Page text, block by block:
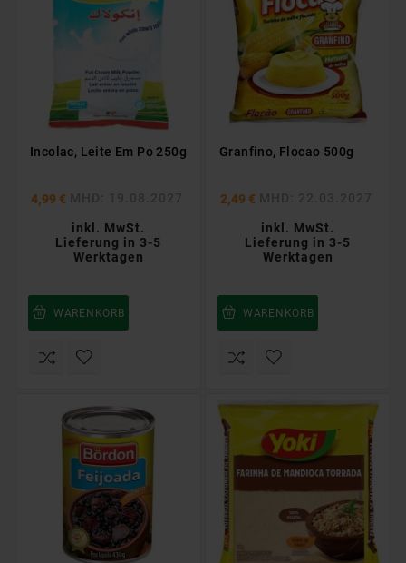
Incolac, Leite Em Po 250g
4,99 €
inkl. MwSt.
Lieferung in 3-5
Werktagen
WARENKORB
Granfino, Flocao 500g
2,49 €
inkl. MwSt.
Lieferung in 3-5
Werktagen
WARENKORB